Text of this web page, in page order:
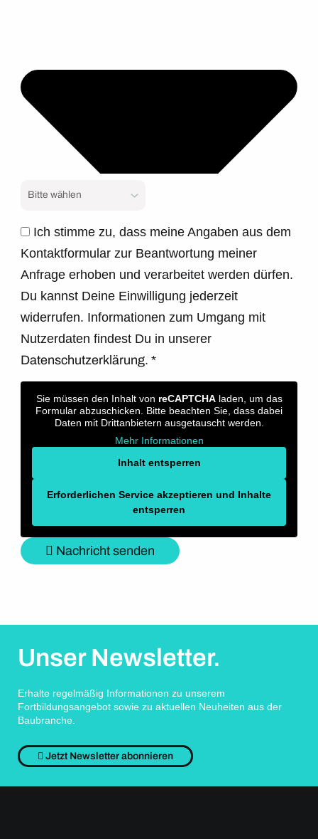
Ich stimme zu, dass meine Angaben aus dem
Kontaktformular zur Beantwortung meiner
Anfrage erhoben und verarbeitet werden dürfen.
Du kannst Deine Einwilligung jederzeit
widerrufen. Informationen zum Umgang mit
Nutzerdaten findest Du in unserer
Datenschutzerklärung.*
Sie müssen den Inhalt von reCAPTCHAladen, um das
Formular abzuschicken. Bitte beachten Sie, dass dabei
Daten mit Drittanbietern ausgetauscht werden.
Mehr Informationen
Inhalt entsperren
Erforderlichen Service akzeptieren und Inhalte
entsperren
Nachricht senden
Unser Newsletter.
Erhalte regelmäßig Informationen zu unserem
Fortbildungsangebot sowie zu aktuellen Neuheiten aus der
Baubranche.
Jetzt Newsletter abonnieren